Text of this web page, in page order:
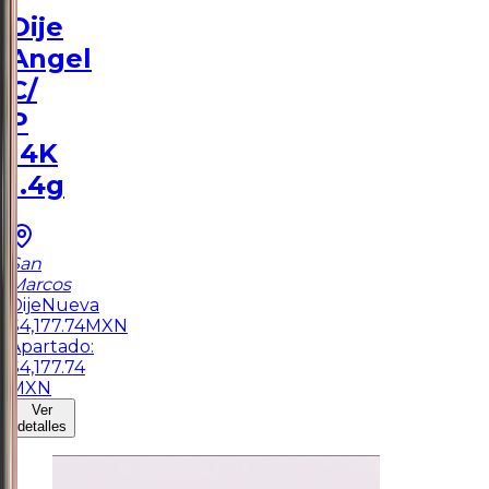
Dije
Angel
C/
P
14K
1.4g
San
Marcos
Dije Nueva
$4,177.74MXN
Apartado:
$4,177.74
MXN
Ver
detalles